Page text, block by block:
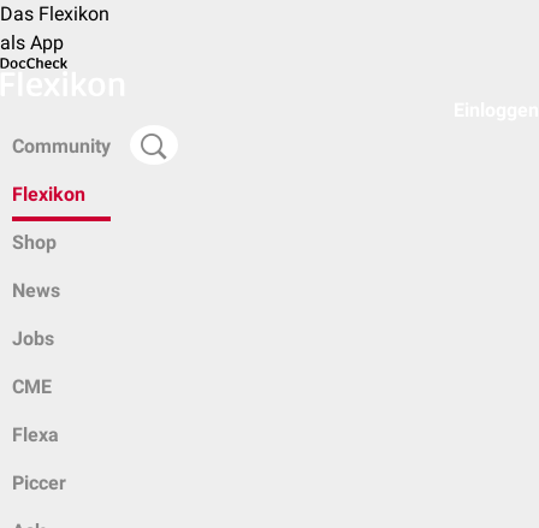
Das Flexikon
als App
Community
Flexikon
Shop
News
Jobs
CME
Flexa
Piccer